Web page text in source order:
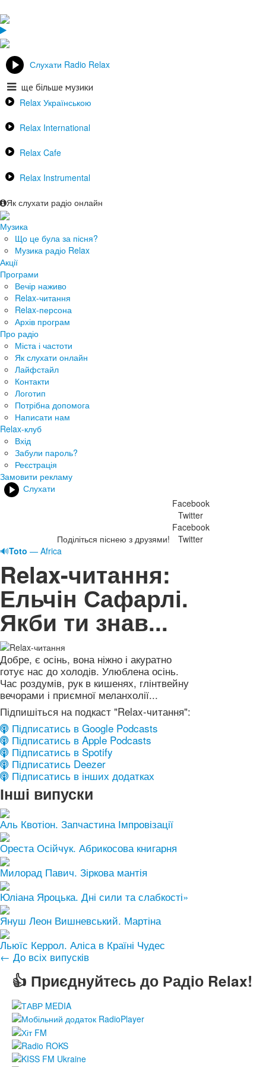
Слухати Radio Relax
ще більше музики
Relax Українською
Relax International
Relax Cafe
Relax Instrumental
Як слухати радіо онлайн
Музика
Що це була за пісня?
Музика радіо Relax
Акції
Програми
Вечір наживо
Relax-читання
Relax-персона
Архів програм
Про радіо
Міста і частоти
Як слухати онлайн
Лайфстайл
Контакти
Логотип
Потрібна допомога
Написати нам
Relax-клуб
Вхід
Забули пароль?
Реєстрація
Замовити рекламу
Слухати
Поділіться піснею з друзями!
Facebook
Twitter
Facebook
Twitter
🔊Toto — Africa
Relax-читання:
Ельчін Сафарлі.
Якби ти знав...
Добре, є осінь, вона ніжно і акуратно
готує нас до холодів. Улюблена осінь.
Час роздумів, рук в кишенях, глінтвейну
вечорами і приємної меланхолії...
Підпишіться на подкаст "Relax-читання":
Підписатись в Google Podcasts
Підписатись в Apple Podcasts
Підписатись в Spotify
Підписатись Deezer
Підписатись в інших додатках
Інші випуски
Аль Квотіон. Запчастина Імпровізації
Ореста Осійчук. Абрикосова книгарня
Милорад Павич. Зіркова мантія
Юліана Яроцька. Дні сили та слабкості»
Януш Леон Вишневський. Мартіна
Льюїс Керрол. Аліса в Країні Чудес
← До всіх випусків
👍 Приєднуйтесь до Радіо Relax!